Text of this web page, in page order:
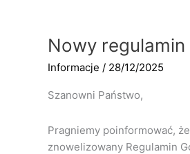
Nowy regulamin
Informacje / 28/12/2025
Szanowni Państwo,
Pragniemy poinformować,
znowelizowany Regulamin